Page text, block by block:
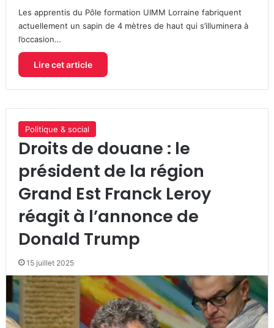
Les apprentis du Pôle formation UIMM Lorraine fabriquent
actuellement un sapin de 4 mètres de haut qui s’illuminera à
l’occasion…
Lire cet article
Politique & social
Droits de douane : le
président de la région
Grand Est Franck Leroy
réagit à l’annonce de
Donald Trump
15 juillet 2025